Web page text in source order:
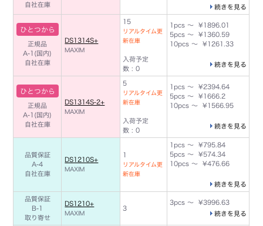
自社在庫
続きを見る
ひとつから
正規品
A-1(国内)
自社在庫
DS1314S+
MAXIM
15
リアルタイム更
新在庫
入荷予定
数 : 0
1pcs ～ ¥1896.01
5pcs ～ ¥1360.59
10pcs ～ ¥1261.33
続きを見る
ひとつから
正規品
A-1(国内)
自社在庫
DS1314S-2+
MAXIM
5
リアルタイム更
新在庫
入荷予定
数 : 0
1pcs ～ ¥2394.64
5pcs ～ ¥1666.2
10pcs ～ ¥1566.95
続きを見る
品質保証
A-4
自社在庫
DS1210S+
MAXIM
1
リアルタイム更
新在庫
1pcs ～ ¥795.84
5pcs ～ ¥574.34
10pcs ～ ¥476.66
続きを見る
品質保証
B-1
取り寄せ
DS1210+
MAXIM
3
3pcs ～ ¥3996.63
続きを見る